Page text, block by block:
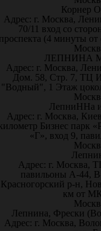
Корнер
Адрес: г. Москва,
70/11 вход со
(4 минуты от
ЛЕПНИНА
Адрес: г. Москва,
Дом. 58, Стр. 7, ТЦ
"Водный", 1 Этаж
ЛепниННа
Адрес: г. Москва,
Бизнес парк
«Г», вход 9,
Адрес: г. Москва,
павильоны А-44,
Красногорский р-н,
км от
Лепнина, Фрески
Адрес: г. Москва,